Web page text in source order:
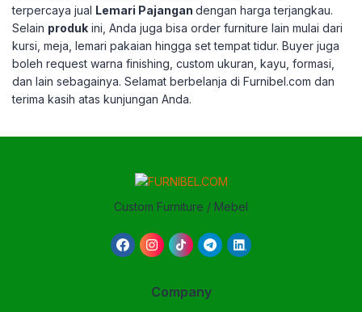
terpercaya jual Lemari Pajangan dengan harga terjangkau.
Selain produk ini, Anda juga bisa order furniture lain mulai dari
kursi, meja, lemari pakaian hingga set tempat tidur. Buyer juga
boleh request warna finishing, custom ukuran, kayu, formasi,
dan lain sebagainya. Selamat berbelanja di Furnibel.com dan
terima kasih atas kunjungan Anda.
Custom Furniture / Mebel
Company